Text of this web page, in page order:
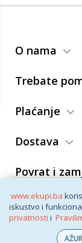
www.ekupi.ba
iskustvo i
privatnosti i
O nama
Trebate
Plaćanje
Dostava
Povrat i
Opći uslovi